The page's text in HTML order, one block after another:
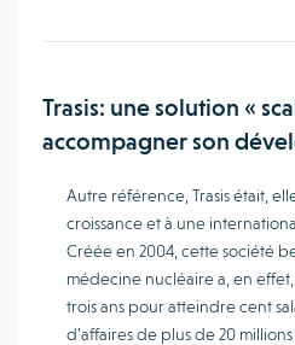
Trasis: une solution «
accompagner son
Autre référence, Trasis était,
croissance et à une
Créée en 2004, cette société
médecine nucléaire a, en
trois ans pour atteindre cent
d’affaires de plus de 20